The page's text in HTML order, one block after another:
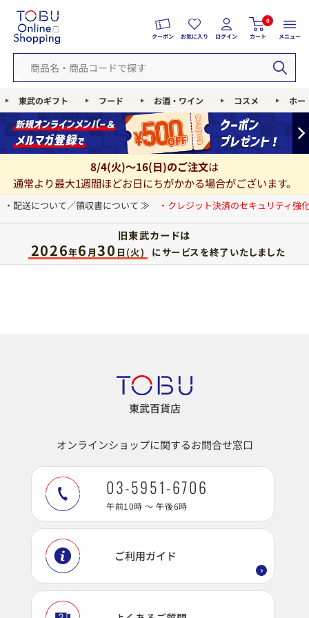
クーポン お気に入り ログイン
0
カート メニュー
東武のギフト フード お酒・ワイン コスメ ホー
8/4(火)～16(日)のご注文は
通常より最大1週間ほどお日にちがかかる場合がございます。
・配送について／領収書について ≫ ・クレジット決済のセキュリティ強
旧東武カードは
2026年6 月30 日(火) にサービスを終了いたしました
東武百貨店
オンラインショップに関するお問合せ窓口
03-5951-6706
午前10時 ～ 午後6時
ご利用ガイド